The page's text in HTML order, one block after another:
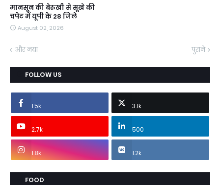
मानसून की बेरुखी से सूखे की
चपेट में यूपी के 28 जिले
August 02, 2026
और नया पुराने
FOLLOW US
1.5k 3.1k
2.7k 500
1.8k 1.2k
FOOD